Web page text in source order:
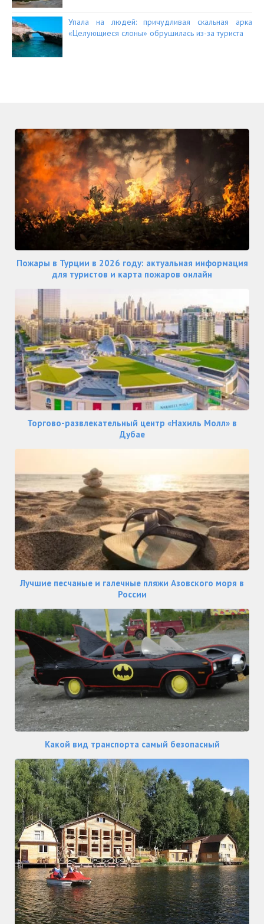
Упала на людей: причудливая скальная арка
«Целующиеся слоны» обрушилась из-за туриста
Пожары в Турции в 2026 году: актуальная информация
для туристов и карта пожаров онлайн
Торгово-развлекательный центр «Нахиль Молл» в
Дубае
Лучшие песчаные и галечные пляжи Азовского моря в
России
Какой вид транспорта самый безопасный